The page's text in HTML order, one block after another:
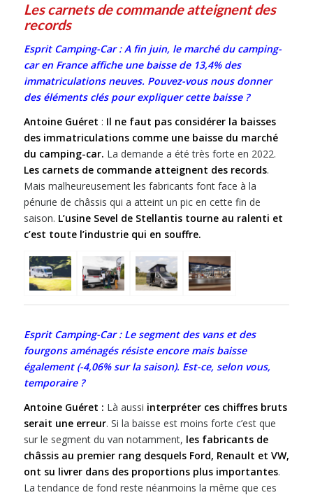
Les carnets de commande atteignent des
records
Esprit Camping-Car : A fin juin, le marché du camping-
car en France affiche une baisse de 13,4% des
immatriculations neuves. Pouvez-vous nous donner
des éléments clés pour expliquer cette baisse ?
Antoine Guéret : Il ne faut pas considérer la baisses
des immatriculations comme une baisse du marché
du camping-car. La demande a été très forte en 2022.
Les carnets de commande atteignent des records.
Mais malheureusement les fabricants font face à la
pénurie de châssis qui a atteint un pic en cette fin de
saison. L’usine Sevel de Stellantis tourne au ralenti et
c’est toute l’industrie qui en souffre.
Esprit Camping-Car : Le segment des vans et des
fourgons aménagés résiste encore mais baisse
également (-4,06% sur la saison). Est-ce, selon vous,
temporaire ?
Antoine Guéret : Là aussi interpréter ces chiffres bruts
serait une erreur. Si la baisse est moins forte c’est que
sur le segment du van notamment, les fabricants de
châssis au premier rang desquels Ford, Renault et VW,
ont su livrer dans des proportions plus importantes.
La tendance de fond reste néanmoins la même que ces